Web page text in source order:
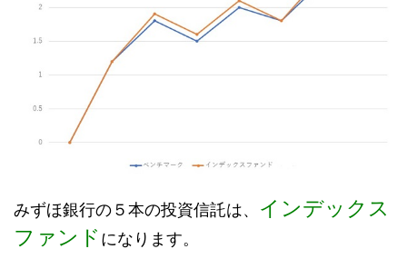
みずほ銀行の５本の投資信託は、 インデックス
ファンド になります。